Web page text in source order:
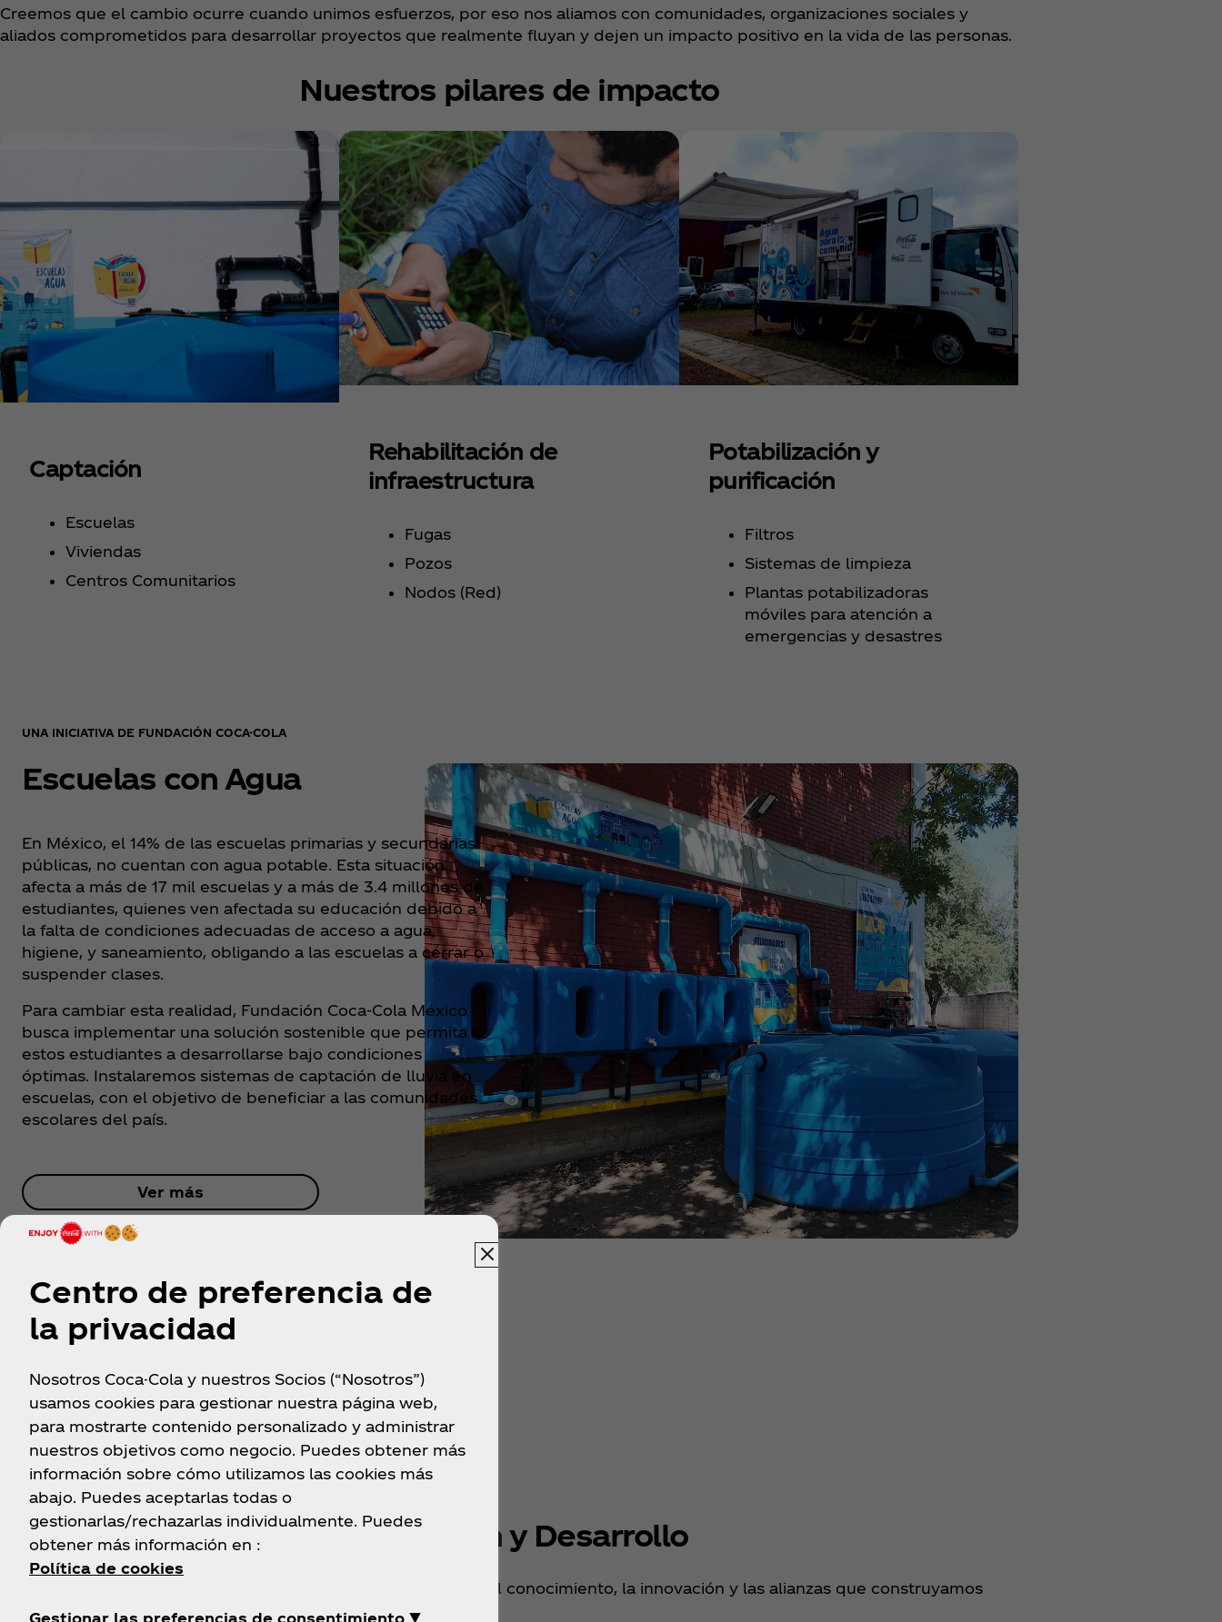
Creemos que el cambio ocurre cuando unimos esfuerzos, por eso nos aliamos con comunidades, organizaciones sociales y
aliados comprometidos para desarrollar proyectos que realmente fluyan y dejen un impacto positivo en la vida de las personas.​
Nuestros pilares de impacto
Captación
Escuelas
Viviendas
Centros Comunitarios
Rehabilitación de
infraestructura
Fugas
Pozos
Nodos (Red)
Potabilización y
purificación
Filtros
Sistemas de limpieza
Plantas potabilizadoras
móviles para atención a
emergencias y desastres
UNA INICIATIVA DE FUNDACIÓN COCA-COLA
Escuelas con Agua
En México, el 14% de las escuelas primarias y secundarias
públicas, no cuentan con agua potable. Esta situación
afecta a más de 17 mil escuelas y a más de 3.4 millones de
estudiantes, quienes ven afectada su educación debido a
la falta de condiciones adecuadas de acceso a agua,
higiene, y saneamiento, obligando a las escuelas a cerrar o
suspender clases.
Para cambiar esta realidad, Fundación Coca‑Cola México
busca implementar una solución sostenible que permita a
estos estudiantes a desarrollarse bajo condiciones
óptimas. Instalaremos sistemas de captación de lluvia en
escuelas, con el objetivo de beneficiar a las comunidades
escolares del país.
Ver más
Vinculación y Desarrollo​
El acceso al agua no solo depende de la acción de hoy, sino del conocimiento, la innovación y las alianzas que construyamos
para el futuro.​
Centro de preferencia de
la privacidad
Nosotros Coca-Cola y nuestros Socios (“Nosotros”)
usamos cookies para gestionar nuestra página web,
para mostrarte contenido personalizado y administrar
nuestros objetivos como negocio. Puedes obtener más
información sobre cómo utilizamos las cookies más
abajo. Puedes aceptarlas todas o
gestionarlas/rechazarlas individualmente. Puedes
obtener más información en :
Política de cookies
Gestionar las preferencias de consentimiento ▼